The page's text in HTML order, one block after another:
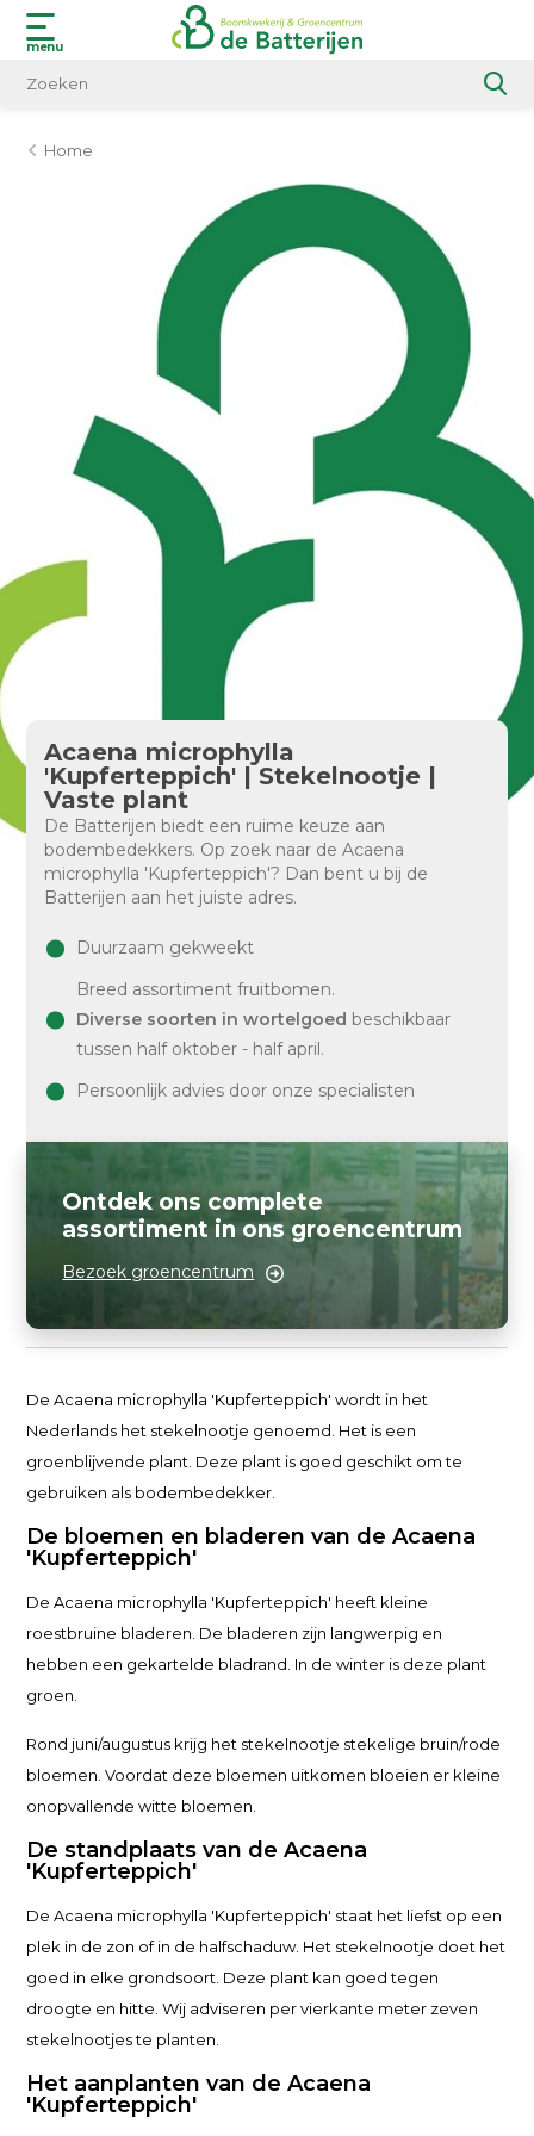
menu
Home
Acaena microphylla
'Kupferteppich' | Stekelnootje |
Vaste plant
De Batterijen biedt een ruime keuze aan
bodembedekkers. Op zoek naar de Acaena
microphylla 'Kupferteppich'? Dan bent u bij de
Batterijen aan het juiste adres.
Duurzaam gekweekt
Breed assortiment fruitbomen.
Diverse soorten in wortelgoed beschikbaar
tussen half oktober - half april.
Persoonlijk advies door onze specialisten
Ontdek ons complete
assortiment in ons groencentrum
Bezoek groencentrum
De Acaena microphylla 'Kupferteppich' wordt in het
Nederlands het stekelnootje genoemd. Het is een
groenblijvende plant. Deze plant is goed geschikt om te
gebruiken als bodembedekker.
De bloemen en bladeren van de Acaena
'Kupferteppich'
De Acaena microphylla 'Kupferteppich' heeft kleine
roestbruine bladeren. De bladeren zijn langwerpig en
hebben een gekartelde bladrand. In de winter is deze plant
groen.
Rond juni/augustus krijg het stekelnootje stekelige bruin/rode
bloemen. Voordat deze bloemen uitkomen bloeien er kleine
onopvallende witte bloemen.
De standplaats van de Acaena
'Kupferteppich'
De Acaena microphylla 'Kupferteppich' staat het liefst op een
plek in de zon of in de halfschaduw. Het stekelnootje doet het
goed in elke grondsoort. Deze plant kan goed tegen
droogte en hitte. Wij adviseren per vierkante meter zeven
stekelnootjes te planten.
Het aanplanten van de Acaena
'Kupferteppich'